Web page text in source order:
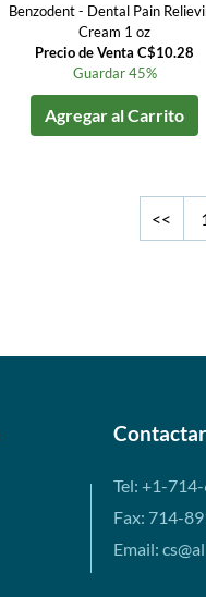
Benzodent - Dental Pain
Cream 1 oz
Precio de Venta C$10.28
Guardar 45%
Agregar al Carrito
<<
Contactar
Tel: +1-
Fax: 714-
Email: